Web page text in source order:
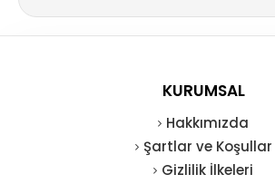
KURUMSAL
Hakkımızda
Şartlar ve Koşullar
Gizlilik İlkeleri